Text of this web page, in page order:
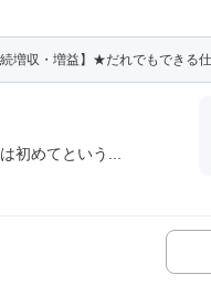
増収・増益】★だれでもできる
初めてという...